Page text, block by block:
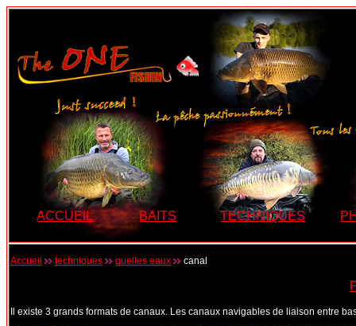
ACCUEIL BAITS TECHNIQUES
Accueil techniques quelles eaux canal
Il existe 3 grands formats de canaux. Les canaux navigables de liaison entre